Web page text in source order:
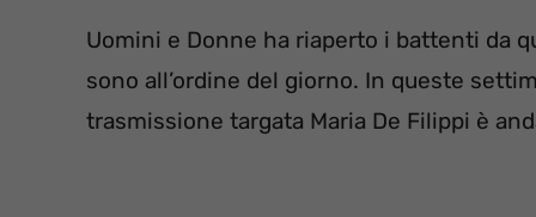
Uomini e Donne ha riaperto i battenti da
sono all’ordine del giorno. In queste
trasmissione targata Maria De Filippi è